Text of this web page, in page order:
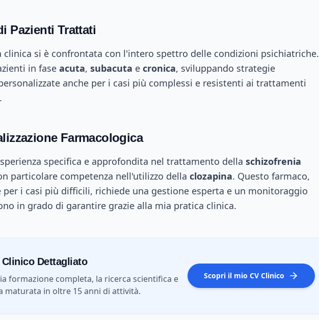
Pazienti Trattati
clinica si è confrontata con l'intero spettro delle condizioni psichiatriche.
in fase acuta, subacuta e cronica, sviluppando strategie
anche per i casi più complessi e resistenti ai trattamenti
Farmacologica
specifica e approfondita nel trattamento della schizofrenia
particolare competenza nell'utilizzo della clozapina. Questo farmaco,
i casi più difficili, richiede una gestione esperta e un monitoraggio
in grado di garantire grazie alla mia pratica clinica.
Dettagliato
formazione completa, la ricerca scientifica e
maturata in oltre 15 anni di attività.
Scopri il mio CV Clinico